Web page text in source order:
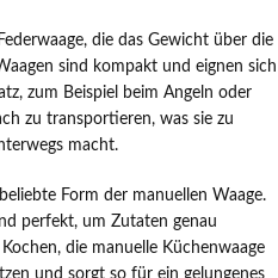
die das Gewicht über die
sind kompakt und eignen sich
zum Beispiel beim Angeln oder
zu transportieren, was sie zu
macht.
Form der manuellen Waage.
perfekt, um Zutaten genau
die manuelle Küchenwaage
und sorgt so für ein gelungenes